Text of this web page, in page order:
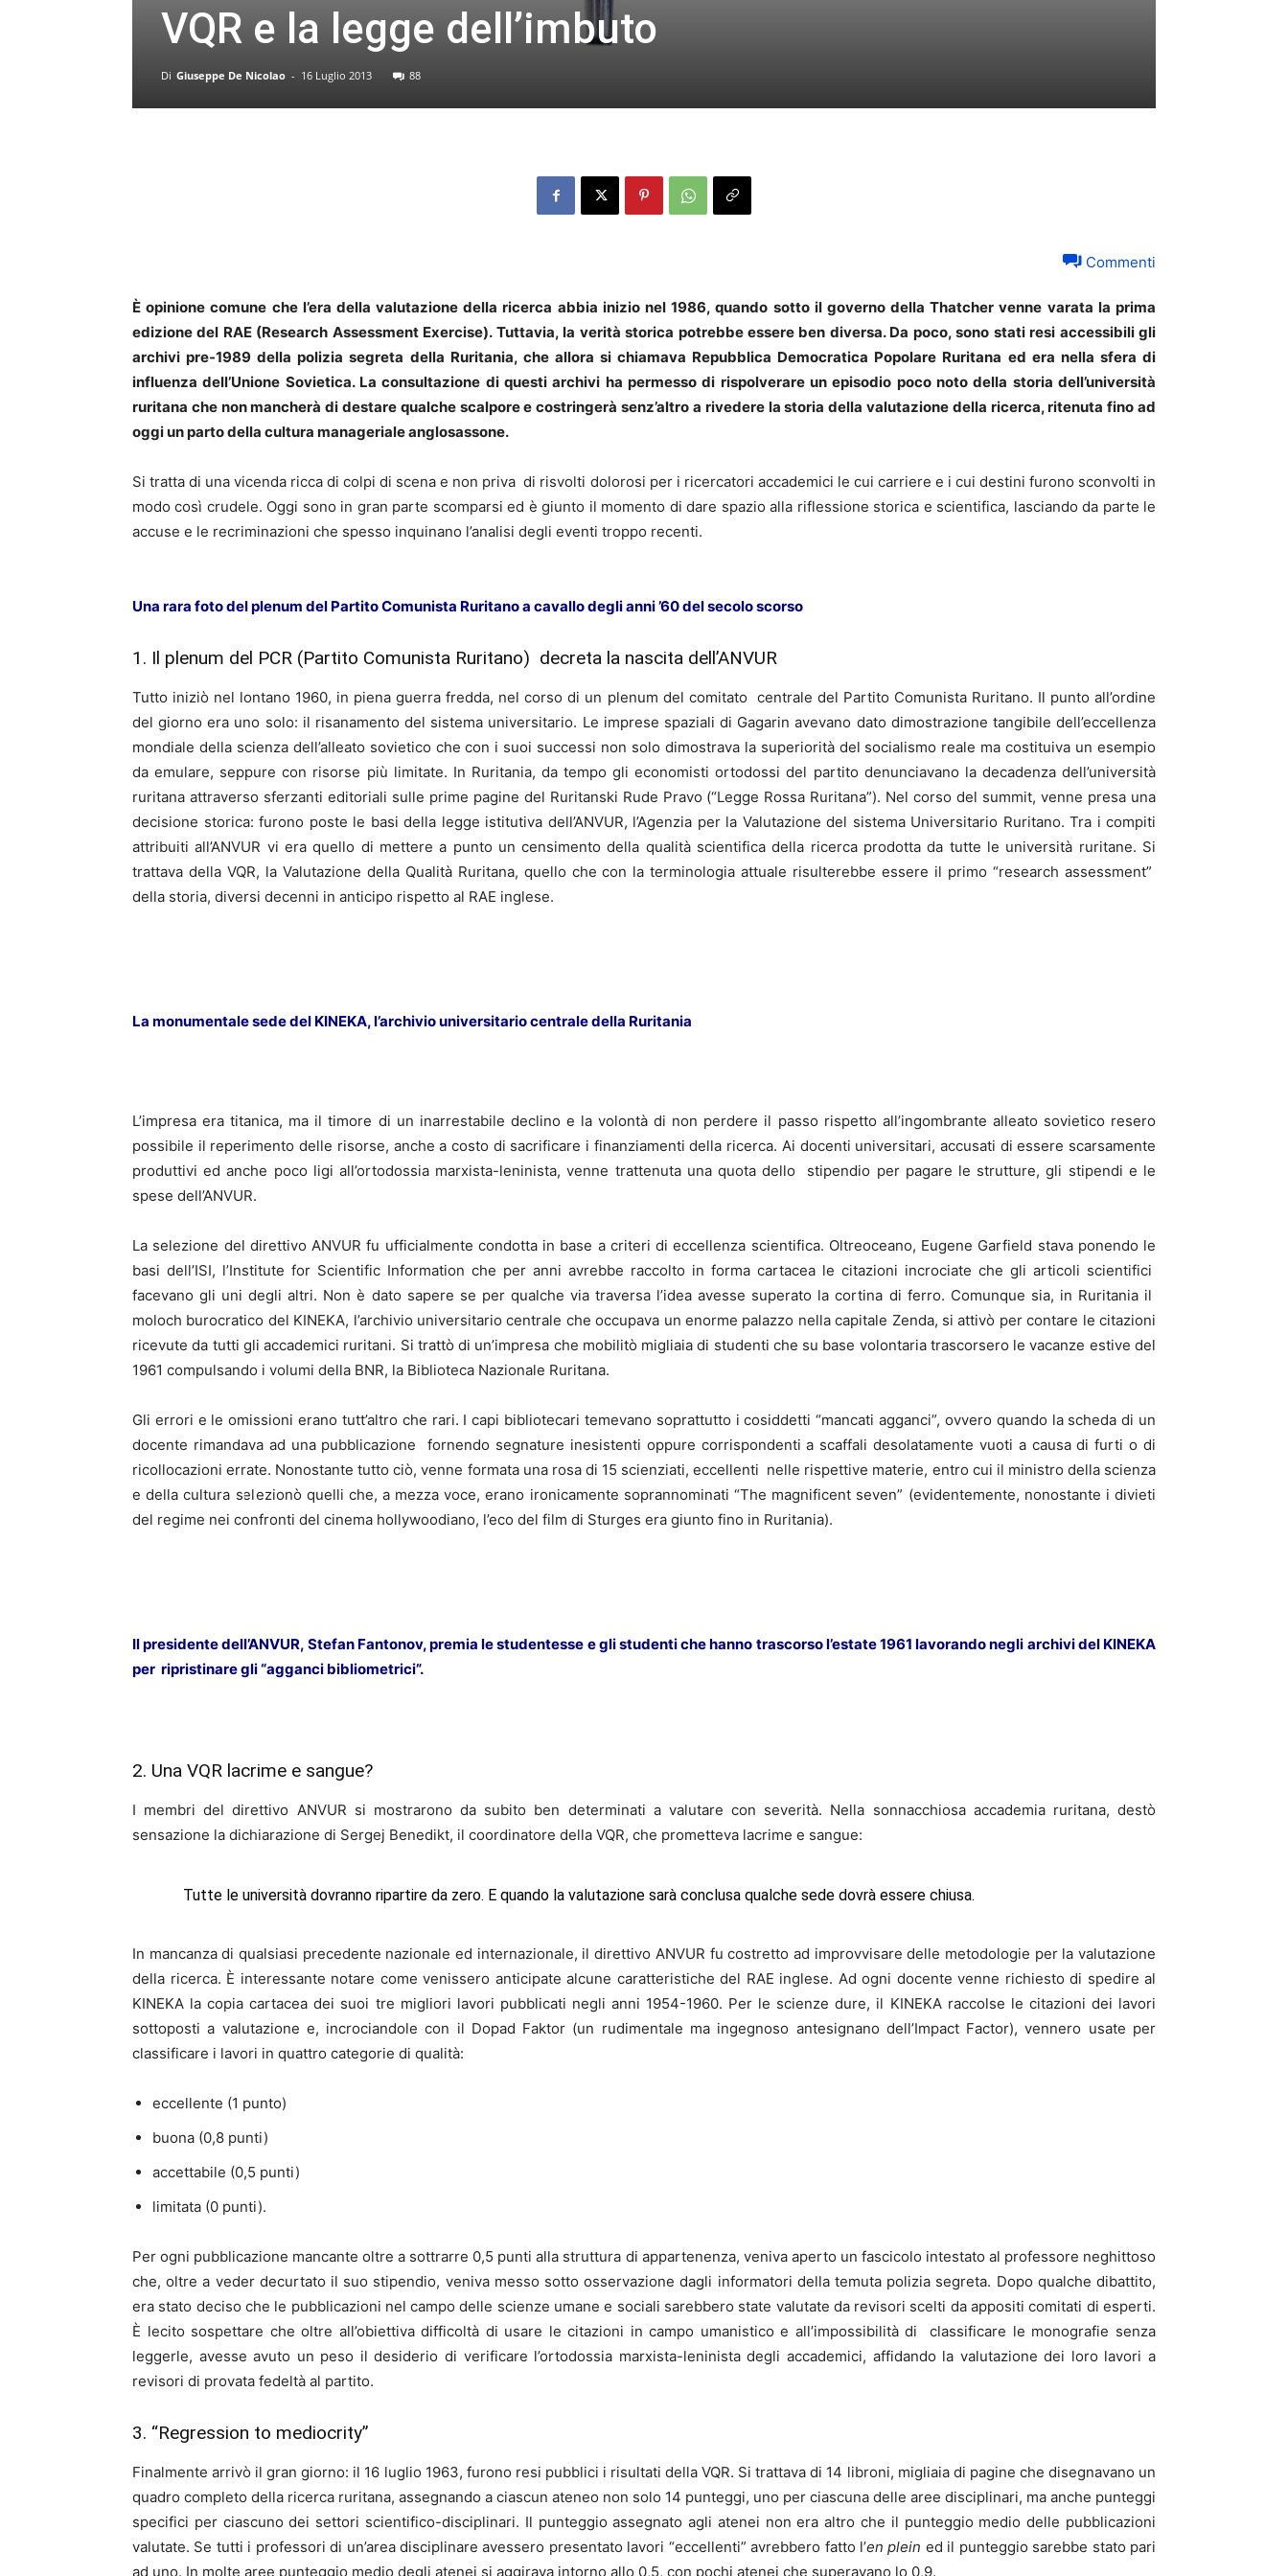
VQR e la legge dell’imbuto
Di Giuseppe De Nicolao - 16 Luglio 2013 88
Commenti
È opinione comune che l’era della valutazione della ricerca abbia inizio nel 1986, quando sotto il governo della Thatcher venne varata la prima
edizione del RAE (Research Assessment Exercise). Tuttavia, la verità storica potrebbe essere ben diversa. Da poco, sono stati resi accessibili gli
archivi pre-1989 della polizia segreta della Ruritania, che allora si chiamava Repubblica Democratica Popolare Ruritana ed era nella sfera di
influenza dell’Unione Sovietica. La consultazione di questi archivi ha permesso di rispolverare un episodio poco noto della storia dell’università
ruritana che non mancherà di destare qualche scalpore e costringerà senz’altro a rivedere la storia della valutazione della ricerca, ritenuta fino ad
oggi un parto della cultura manageriale anglosassone.
Si tratta di una vicenda ricca di colpi di scena e non priva di risvolti dolorosi per i ricercatori accademici le cui carriere e i cui destini furono sconvolti in
modo così crudele. Oggi sono in gran parte scomparsi ed è giunto il momento di dare spazio alla riflessione storica e scientifica, lasciando da parte le
accuse e le recriminazioni che spesso inquinano l’analisi degli eventi troppo recenti.
Una rara foto del plenum del Partito Comunista Ruritano a cavallo degli anni ’60 del secolo scorso
1. Il plenum del PCR (Partito Comunista Ruritano) decreta la nascita dell’ANVUR
Tutto iniziò nel lontano 1960, in piena guerra fredda, nel corso di un plenum del comitato centrale del Partito Comunista Ruritano. Il punto all’ordine
del giorno era uno solo: il risanamento del sistema universitario. Le imprese spaziali di Gagarin avevano dato dimostrazione tangibile dell’eccellenza
mondiale della scienza dell’alleato sovietico che con i suoi successi non solo dimostrava la superiorità del socialismo reale ma costituiva un esempio
da emulare, seppure con risorse più limitate. In Ruritania, da tempo gli economisti ortodossi del partito denunciavano la decadenza dell’università
ruritana attraverso sferzanti editoriali sulle prime pagine del Ruritanski Rude Pravo (“Legge Rossa Ruritana”). Nel corso del summit, venne presa una
decisione storica: furono poste le basi della legge istitutiva dell’ANVUR, l’Agenzia per la Valutazione del sistema Universitario Ruritano. Tra i compiti
attribuiti all’ANVUR vi era quello di mettere a punto un censimento della qualità scientifica della ricerca prodotta da tutte le università ruritane. Si
trattava della VQR, la Valutazione della Qualità Ruritana, quello che con la terminologia attuale risulterebbe essere il primo “research assessment”
della storia, diversi decenni in anticipo rispetto al RAE inglese.
La monumentale sede del KINEKA, l’archivio universitario centrale della Ruritania
L’impresa era titanica, ma il timore di un inarrestabile declino e la volontà di non perdere il passo rispetto all’ingombrante alleato sovietico resero
possibile il reperimento delle risorse, anche a costo di sacrificare i finanziamenti della ricerca. Ai docenti universitari, accusati di essere scarsamente
produttivi ed anche poco ligi all’ortodossia marxista-leninista, venne trattenuta una quota dello stipendio per pagare le strutture, gli stipendi e le
spese dell’ANVUR.
La selezione del direttivo ANVUR fu ufficialmente condotta in base a criteri di eccellenza scientifica. Oltreoceano, Eugene Garfield stava ponendo le
basi dell’ISI, l’Institute for Scientific Information che per anni avrebbe raccolto in forma cartacea le citazioni incrociate che gli articoli scientifici
facevano gli uni degli altri. Non è dato sapere se per qualche via traversa l’idea avesse superato la cortina di ferro. Comunque sia, in Ruritania il
moloch burocratico del KINEKA, l’archivio universitario centrale che occupava un enorme palazzo nella capitale Zenda, si attivò per contare le citazioni
ricevute da tutti gli accademici ruritani. Si trattò di un’impresa che mobilitò migliaia di studenti che su base volontaria trascorsero le vacanze estive del
1961 compulsando i volumi della BNR, la Biblioteca Nazionale Ruritana.
Gli errori e le omissioni erano tutt’altro che rari. I capi bibliotecari temevano soprattutto i cosiddetti “mancati agganci”, ovvero quando la scheda di un
docente rimandava ad una pubblicazione fornendo segnature inesistenti oppure corrispondenti a scaffali desolatamente vuoti a causa di furti o di
ricollocazioni errate. Nonostante tutto ciò, venne formata una rosa di 15 scienziati, eccellenti nelle rispettive materie, entro cui il ministro della scienza
e della cultura selezionò quelli che, a mezza voce, erano ironicamente soprannominati “The magnificent seven” (evidentemente, nonostante i divieti
del regime nei confronti del cinema hollywoodiano, l’eco del film di Sturges era giunto fino in Ruritania).
Il presidente dell’ANVUR, Stefan Fantonov, premia le studentesse e gli studenti che hanno trascorso l’estate 1961 lavorando negli archivi del KINEKA
per ripristinare gli “agganci bibliometrici”.
2. Una VQR lacrime e sangue?
I membri del direttivo ANVUR si mostrarono da subito ben determinati a valutare con severità. Nella sonnacchiosa accademia ruritana, destò
sensazione la dichiarazione di Sergej Benedikt, il coordinatore della VQR, che prometteva lacrime e sangue:
Tutte le università dovranno ripartire da zero. E quando la valutazione sarà conclusa qualche sede dovrà essere chiusa.
In mancanza di qualsiasi precedente nazionale ed internazionale, il direttivo ANVUR fu costretto ad improvvisare delle metodologie per la valutazione
della ricerca. È interessante notare come venissero anticipate alcune caratteristiche del RAE inglese. Ad ogni docente venne richiesto di spedire al
KINEKA la copia cartacea dei suoi tre migliori lavori pubblicati negli anni 1954-1960. Per le scienze dure, il KINEKA raccolse le citazioni dei lavori
sottoposti a valutazione e, incrociandole con il Dopad Faktor (un rudimentale ma ingegnoso antesignano dell’Impact Factor), vennero usate per
classificare i lavori in quattro categorie di qualità:
eccellente (1 punto)
buona (0,8 punti)
accettabile (0,5 punti)
limitata (0 punti).
Per ogni pubblicazione mancante oltre a sottrarre 0,5 punti alla struttura di appartenenza, veniva aperto un fascicolo intestato al professore neghittoso
che, oltre a veder decurtato il suo stipendio, veniva messo sotto osservazione dagli informatori della temuta polizia segreta. Dopo qualche dibattito,
era stato deciso che le pubblicazioni nel campo delle scienze umane e sociali sarebbero state valutate da revisori scelti da appositi comitati di esperti.
È lecito sospettare che oltre all’obiettiva difficoltà di usare le citazioni in campo umanistico e all’impossibilità di classificare le monografie senza
leggerle, avesse avuto un peso il desiderio di verificare l’ortodossia marxista-leninista degli accademici, affidando la valutazione dei loro lavori a
revisori di provata fedeltà al partito.
3. “Regression to mediocrity”
Finalmente arrivò il gran giorno: il 16 luglio 1963, furono resi pubblici i risultati della VQR. Si trattava di 14 libroni, migliaia di pagine che disegnavano un
quadro completo della ricerca ruritana, assegnando a ciascun ateneo non solo 14 punteggi, uno per ciascuna delle aree disciplinari, ma anche punteggi
specifici per ciascuno dei settori scientifico-disciplinari. Il punteggio assegnato agli atenei non era altro che il punteggio medio delle pubblicazioni
valutate. Se tutti i professori di un’area disciplinare avessero presentato lavori “eccellenti” avrebbero fatto l’en plein ed il punteggio sarebbe stato pari
ad uno. In molte aree punteggio medio degli atenei si aggirava intorno allo 0,5, con pochi atenei che superavano lo 0,9.